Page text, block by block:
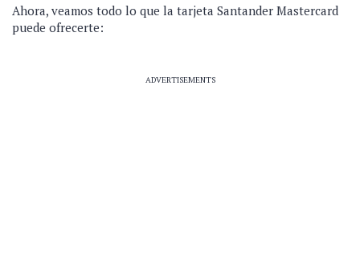
Ahora, veamos todo lo que la tarjeta Santander Mastercard
puede ofrecerte:
ADVERTISEMENTS